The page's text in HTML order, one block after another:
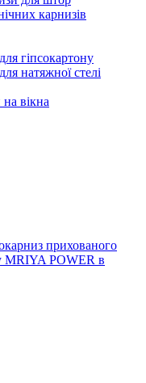
карнизів
гіпсокартону
натяжної стелі
вікна
прихованого
MRIYA POWER в